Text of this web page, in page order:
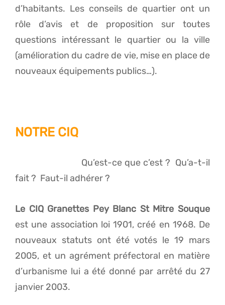
d’habitants. Les conseils de quartier ont un
rôle d’avis et de proposition sur toutes
questions intéressant le quartier ou la ville
(amélioration du cadre de vie, mise en place de
nouveaux équipements publics…).
NOTRE CIQ
Qu’est-ce que c’est ? Qu’a-t-il
fait ? Faut-il adhérer ?
Le CIQ Granettes Pey Blanc St Mitre Souque
est une association loi 1901, créé en 1968. De
nouveaux statuts ont été votés le 19 mars
2005, et un agrément préfectoral en matière
d’urbanisme lui a été donné par arrêté du 27
janvier 2003.